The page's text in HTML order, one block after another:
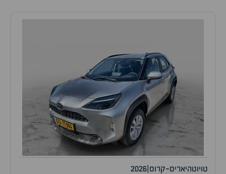
טויוטהיאריס-קרוס 2026